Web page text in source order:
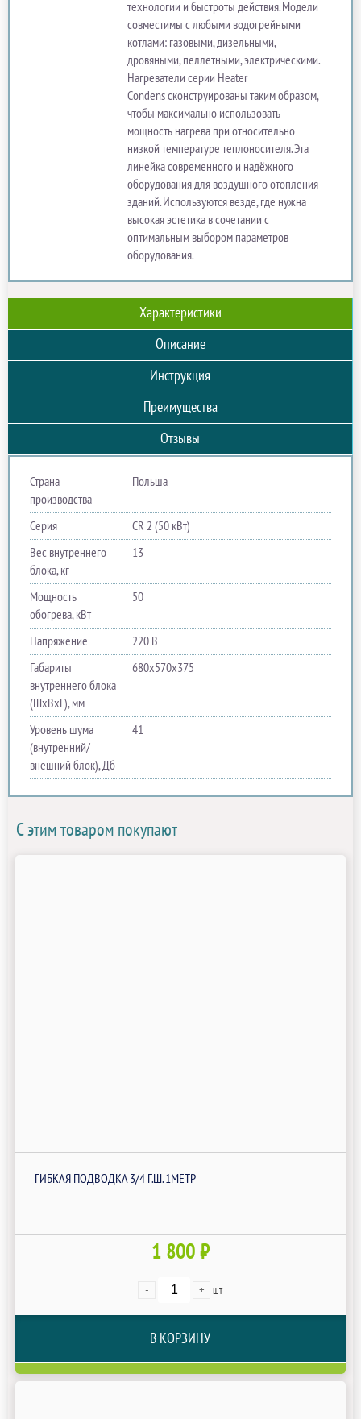
технологии и быстроты действия. Модели
совместимы с любыми водогрейными
котлами: газовыми, дизельными,
дровяными, пеллетными, электрическими.
Нагреватели серии Heater
Condens сконструированы таким образом,
чтобы максимально использовать
мощность нагрева при относительно
низкой температуре теплоносителя. Эта
линейка современного и надёжного
оборудования для воздушного отопления
зданий. Используются везде, где нужна
высокая эстетика в сочетании с
оптимальным выбором параметров
оборудования.
Характеристики
Описание
Инструкция
Преимущества
Отзывы
Страна
производства
Польша
Серия
CR 2 (50 кВт)
Вес внутреннего
блока, кг
13
Мощность
обогрева, кВт
50
Напряжение
220 В
Габариты
внутреннего блока
(ШхВхГ), мм
680х570х375
Уровень шума
(внутренний/
внешний блок), Дб
41
С этим товаром покупают
ГИБКАЯ ПОДВОДКА 3/4 Г.Ш. 1МЕТР
1 800 ₽
- + шт
В КОРЗИНУ